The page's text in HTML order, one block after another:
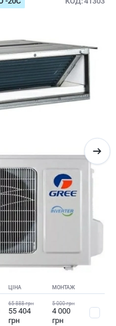
ЦІНА МОНТАЖ
65 888 грн
55 404
грн
5 000 грн
4 000
грн